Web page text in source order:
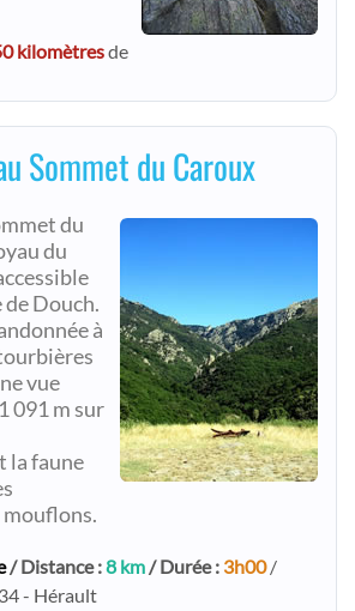
kilomètresde
Sommet du Caroux
du
du
Douch.
à
vue
091 m sur
la faune
/ Distance :8 km/ Durée : 3h00/
- Hérault